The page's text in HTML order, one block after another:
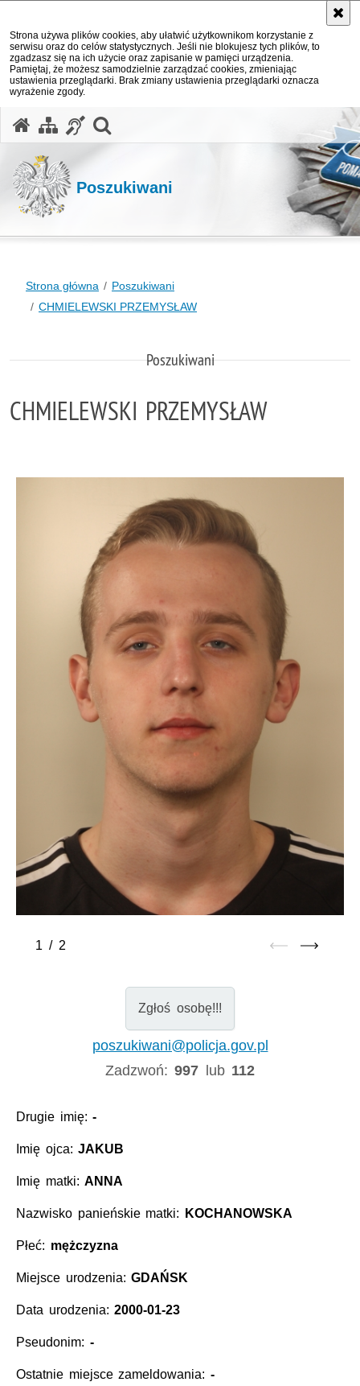
Strona używa plików cookies, aby ułatwić użytkownikom korzystanie z
serwisu oraz do celów statystycznych. Jeśli nie blokujesz tych plików, to
zgadzasz się na ich użycie oraz zapisanie w pamięci urządzenia.
Pamiętaj, że możesz samodzielnie zarządzać cookies, zmieniając
ustawienia przeglądarki. Brak zmiany ustawienia przeglądarki oznacza
wyrażenie zgody.
Poszukiwani
Strona główna
Poszukiwani
CHMIELEWSKI PRZEMYSŁAW
Poszukiwani
CHMIELEWSKI PRZEMYSŁAW
1 / 2
Zgłoś osobę!!!
poszukiwani@policja.gov.pl
Zadzwoń:997 lub 112
Drugie imię:-
Imię ojca:JAKUB
Imię matki:ANNA
Nazwisko panieńskie matki: KOCHANOWSKA
Płeć: mężczyzna
Miejsce urodzenia:GDAŃSK
Data urodzenia:2000-01-23
Pseudonim: -
Ostatnie miejsce zameldowania: -